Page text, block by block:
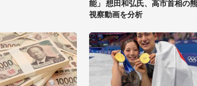
能」 想田和弘氏、高市首相の
視察動画を分析